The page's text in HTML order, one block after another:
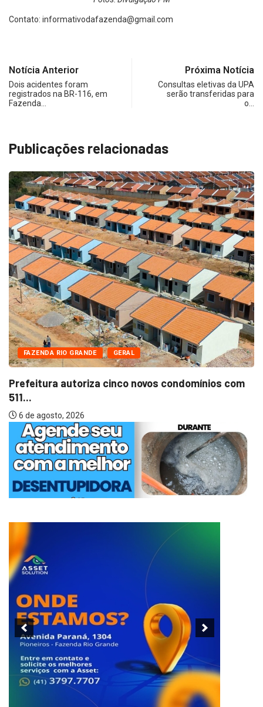
Contato: informativodafazenda@gmail.com
Notícia Anterior
Dois acidentes foram
registrados na BR-116, em
Fazenda…
Próxima Notícia
Consultas eletivas da UPA
serão transferidas para
o…
Publicações relacionadas
FAZENDA RIO GRANDE GERAL
Prefeitura autoriza cinco novos condomínios com
511...
6 de agosto, 2026